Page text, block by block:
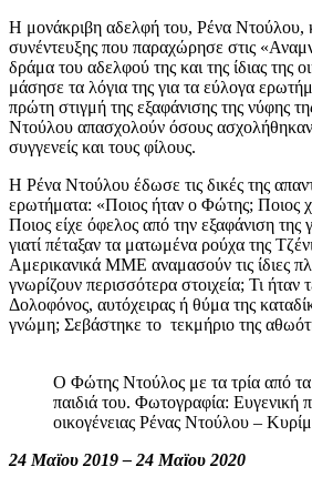
Η μονάκριβη αδελφή του, Ρένα Ντούλου,
συνέντευξης που παραχώρησε στις
δράμα του αδελφού της και της ίδιας της
μάσησε τα λόγια της για τα εύλογα
πρώτη στιγμή της εξαφάνισης της νύφης
Ντούλου απασχολούν όσους
συγγενείς και τους φίλους.
Η Ρένα Ντούλου έδωσε τις δικές της
ερωτήματα: «Ποιος ήταν ο Φώτης; Ποιος
Ποιος είχε όφελος από την εξαφάνιση της
γιατί πέταξαν τα ματωμένα ρούχα της
Αμερικανικά ΜΜΕ αναμασούν τις ίδιες
γνωρίζουν περισσότερα στοιχεία; Τι
Δολοφόνος, αυτόχειρας ή θύμα της
γνώμη; Σεβάστηκε το τεκμήριο της
Ο Φώτης Ντούλος με τα τρία από τα
παιδιά του. Φωτογραφία: Ευγενική
οικογένειας Ρένας Ντούλου –
24 Μαϊου 2019 – 24 Μαϊου 2020